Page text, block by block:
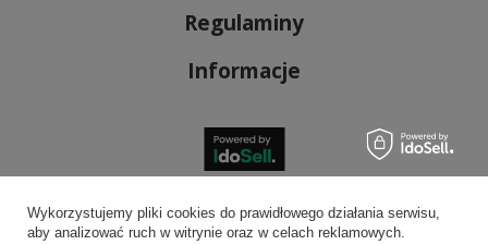
Regulaminy
Informacje
Bezpieczne płatności
Wykorzystujemy pliki cookies do prawidłowego działania serwisu,
aby analizować ruch w witrynie oraz w celach reklamowych.